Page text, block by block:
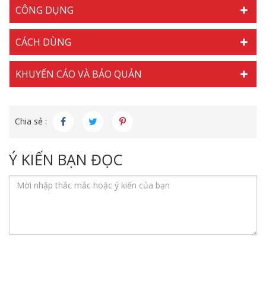
CÔNG DỤNG
CÁCH DÙNG
KHUYẾN CÁO VÀ BẢO QUẢN
Chia sẻ :
Ý KIẾN BẠN ĐỌC